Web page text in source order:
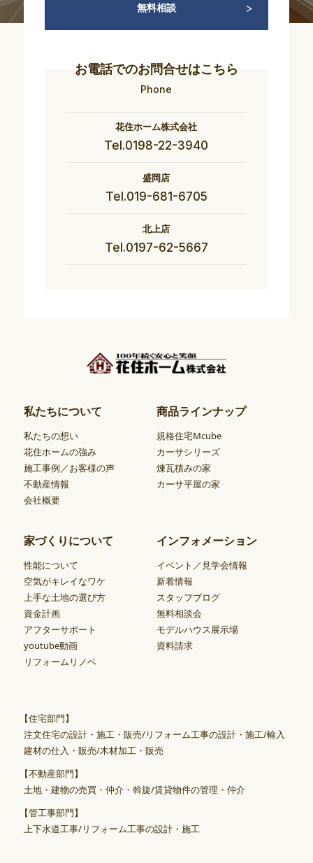
無料相談
お電話でのお問合せはこちら
Phone
花住ホーム株式会社
Tel.0198-22-3940
盛岡店
Tel.019-681-6705
北上店
Tel.0197-62-5667
私たちについて
私たちの想い
花住ホームの強み
施工事例／お客様の声
不動産情報
会社概要
商品ラインナップ
規格住宅Mcube
カーサシリーズ
煉瓦積みの家
カーサ平屋の家
家づくりについて
性能について
空気がキレイなワケ
上手な土地の選び方
資金計画
アフターサポート
youtube動画
リフォームリノベ
インフォメーション
イベント／見学会情報
新着情報
スタッフブログ
無料相談会
モデルハウス展示場
資料請求
【住宅部門】
注文住宅の設計・施工・販売/リフォーム工事の設計・施工/輸入
建材の仕入・販売/木材加工・販売
【不動産部門】
土地・建物の売買・仲介・斡旋/賃貸物件の管理・仲介
【管工事部門】
上下水道工事/リフォーム工事の設計・施工